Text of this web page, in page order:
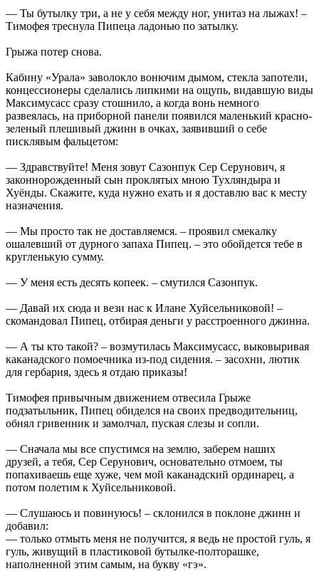
— Ты бутылку три, а не у себя между ног, унитаз на лыжах! –
Тимофея треснула Пипеца ладонью по затылку.
Грыжа потер снова.
Кабину «Урала» заволокло вонючим дымом, стекла запотели,
концессионеры сделались липкими на ощупь, видавшую виды
Максимусасс сразу стошнило, а когда вонь немного
развеялась, на приборной панели появился маленький красно-
зеленый плешивый джинн в очках, заявивший о себе
писклявым фальцетом:
— Здравствуйте! Меня зовут Сазонпук Сер Серунович, я
законнорожденный сын проклятых мною Тухляндыра и
Хуёнды. Скажите, куда нужно ехать и я доставлю вас к месту
назначения.
— Мы просто так не доставляемся. – проявил смекалку
ошалевший от дурного запаха Пипец. – это обойдется тебе в
кругленькую сумму.
— У меня есть десять копеек. – смутился Сазонпук.
— Давай их сюда и вези нас к Илане Хуйсельниковой! –
скомандовал Пипец, отбирая деньги у расстроенного джинна.
— А ты кто такой? – возмутилась Максимусасс, выковыривая
каканадского помоечника из-под сидения. – засохни, лютик
для гербария, здесь я отдаю приказы!
Тимофея привычным движением отвесила Грыже
подзатыльник, Пипец обиделся на своих предводительниц,
обнял гривенник и замолчал, пуская слезы и сопли.
— Сначала мы все спустимся на землю, заберем наших
друзей, а тебя, Сер Серунович, основательно отмоем, ты
попахиваешь еще хуже, чем мой каканадский ординарец, а
потом полетим к Хуйсельниковой.
— Слушаюсь и повинуюсь! – склонился в поклоне джинн и
добавил:
— только отмыть меня не получится, я ведь не простой гуль, я
гуль, живущий в пластиковой бутылке-полторашке,
наполненной этим самым, на букву «гэ».